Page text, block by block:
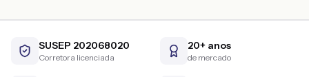
SUSEP 202068020
Corretora licenciada
20+ anos
de mercado